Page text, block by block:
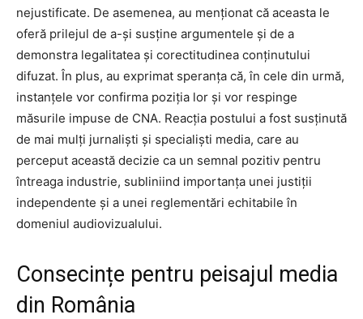
nejustificate. De asemenea, au menționat că aceasta le
oferă prilejul de a-și susține argumentele și de a
demonstra legalitatea și corectitudinea conținutului
difuzat. În plus, au exprimat speranța că, în cele din urmă,
instanțele vor confirma poziția lor și vor respinge
măsurile impuse de CNA. Reacția postului a fost susținută
de mai mulți jurnaliști și specialiști media, care au
perceput această decizie ca un semnal pozitiv pentru
întreaga industrie, subliniind importanța unei justiții
independente și a unei reglementări echitabile în
domeniul audiovizualului.
Consecințe pentru peisajul media
din România